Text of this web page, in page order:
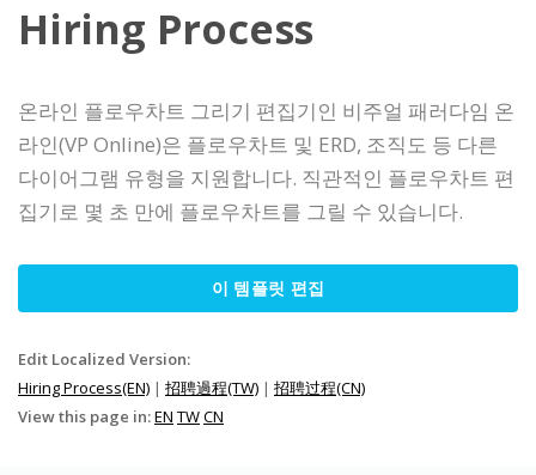
Hiring Process
온라인 플로우차트 그리기 편집기인 비주얼 패러다임 온
라인(VP Online)은 플로우차트 및 ERD, 조직도 등 다른
다이어그램 유형을 지원합니다. 직관적인 플로우차트 편
집기로 몇 초 만에 플로우차트를 그릴 수 있습니다.
이 템플릿 편집
Edit Localized Version:
Hiring Process(EN) | 招聘過程(TW) | 招聘过程(CN)
View this page in:EN TWCN